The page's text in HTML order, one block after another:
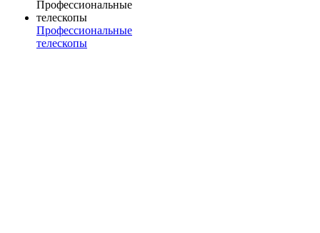
Профессиональные
телескопы